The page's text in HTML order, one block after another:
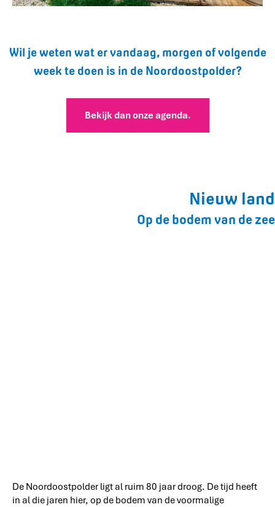
e
i
Wil je weten wat er vandaag, morgen of volgende
week te doen is in de Noordoostpolder?
Bekijk dan onze agenda.
Nieuw land
Op de bodem van de zee
De Noordoostpolder ligt al ruim 80 jaar droog. De tijd heeft
in al die jaren hier, op de bodem van de voormalige